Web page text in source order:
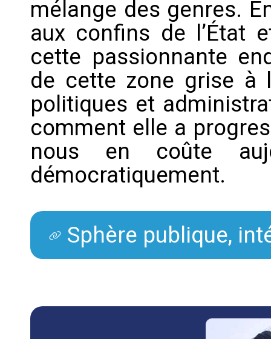
mélange des genres.
aux confins de l’État
cette passionnante
de cette zone grise à
politiques et
comment elle a
nous en coûte
démocratiquement.
Sphère publique,